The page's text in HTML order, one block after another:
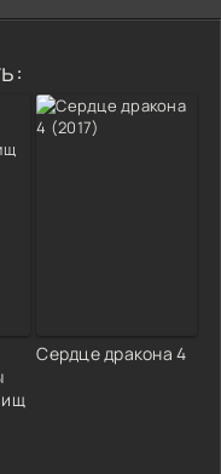
Сердце дракона 4